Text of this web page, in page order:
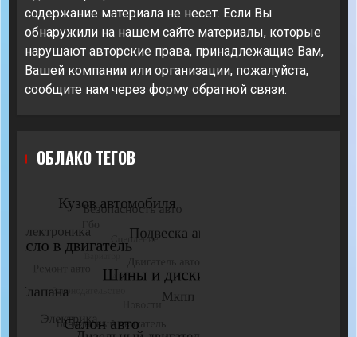
содержание материала не несет. Если Вы
обнаружили на нашем сайте материалы, которые
нарушают авторские права, принадлежащие Вам,
Вашей компании или организации, пожалуйста,
сообщите нам через форму обратной связи.
ОБЛАКО ТЕГОВ